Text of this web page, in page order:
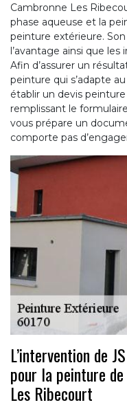
Cambronne Les
phase aqueuse et la
peinture extérieure.
l’avantage ainsi que
Afin d’assurer un
peinture qui s’adapte
établir un devis
remplissant le
vous prépare un
comporte pas
L’intervention de
pour la peinture
Les Ribecourt